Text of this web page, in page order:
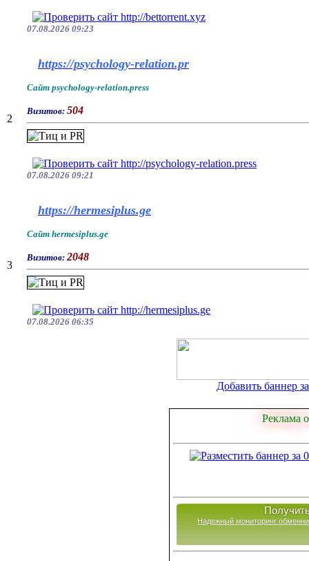
07.08.2026 09:23
2
https://psychology-relation.pr
Сайт psychology-relation.press
Визитов: 504
07.08.2026 09:21
3
https://hermesiplus.ge
Сайт hermesiplus.ge
Визитов: 2048
07.08.2026 06:35
Добавить баннер
Реклама
Надежный мониторинг